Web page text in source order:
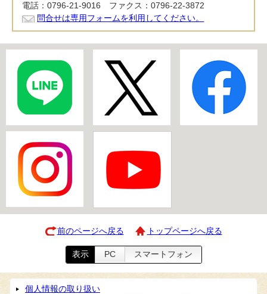
電話：0796-21-9016 ファクス：0796-22-3872
問合せは専用フォームを利用してください。
前のページへ戻る トップページへ戻る
表示 PC スマートフォン
個人情報の取り扱い